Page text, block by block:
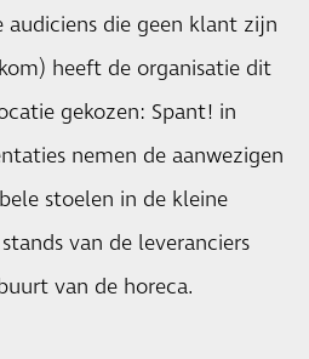
die geen klant zijn
heeft de organisatie dit
gekozen: Spant! in
nemen de aanwezigen
stoelen in de kleine
van de leveranciers
van de horeca.